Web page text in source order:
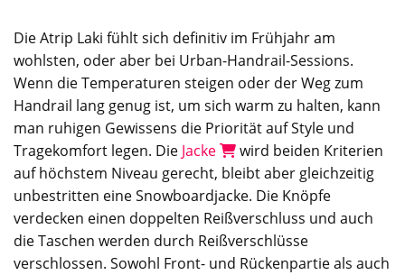
Die Atrip Laki fühlt sich definitiv im Frühjahr am
wohlsten, oder aber bei Urban-Handrail-Sessions.
Wenn die Temperaturen steigen oder der Weg zum
Handrail lang genug ist, um sich warm zu halten, kann
man ruhigen Gewissens die Priorität auf Style und
Tragekomfort legen. Die Jacke
wird beiden Kriterien
auf höchstem Niveau gerecht, bleibt aber gleichzeitig
unbestritten eine Snowboardjacke. Die Knöpfe
verdecken einen doppelten Reißverschluss und auch
die Taschen werden durch Reißverschlüsse
verschlossen. Sowohl Front- und Rückenpartie als auch